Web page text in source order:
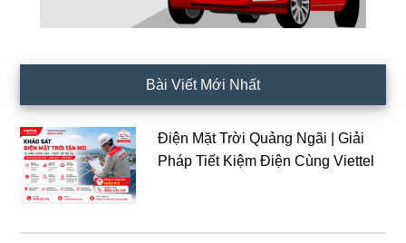
Bài Viết Mới Nhất
Điện Mặt Trời Quảng Ngãi | Giải
Pháp Tiết Kiệm Điện Cùng Viettel